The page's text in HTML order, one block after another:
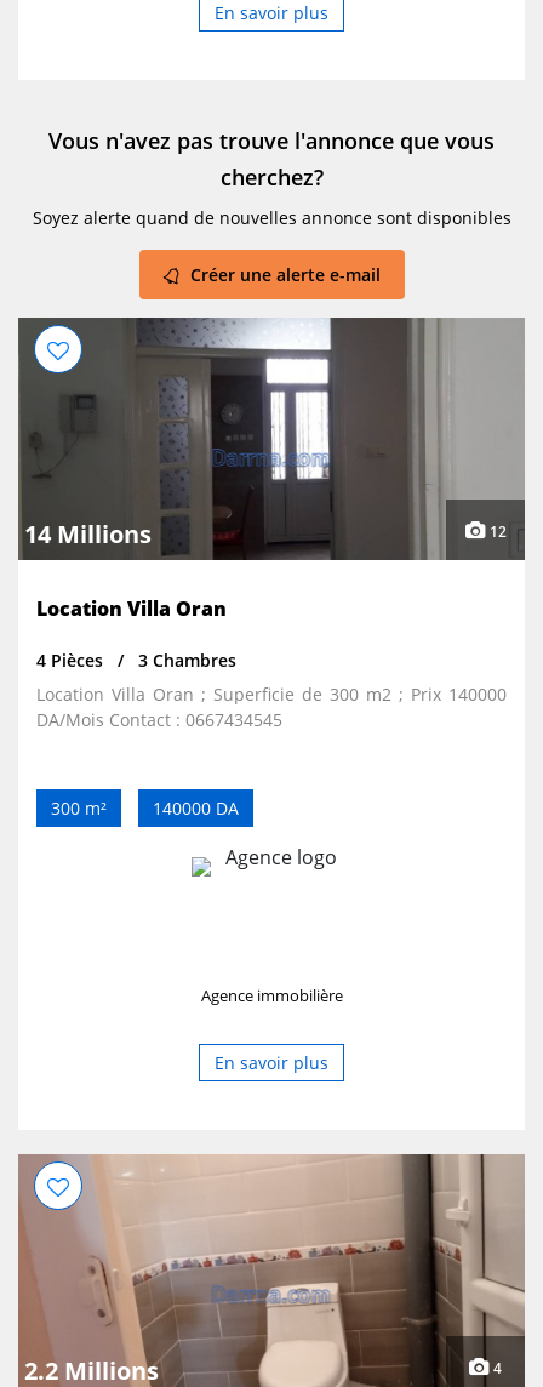
En savoir plus
Vous n'avez pas trouve l'annonce que vous
cherchez?
Soyez alerte quand de nouvelles annonce sont disponibles
Créer une alerte e-mail
14 Millions 12
Location Villa Oran
4 Pièces
3 Chambres
Location Villa Oran ; Superficie de 300 m2 ; Prix 140000
DA/Mois Contact : 0667434545
300 m² 140000 DA
Agence immobilière
En savoir plus
2.2 Millions 4